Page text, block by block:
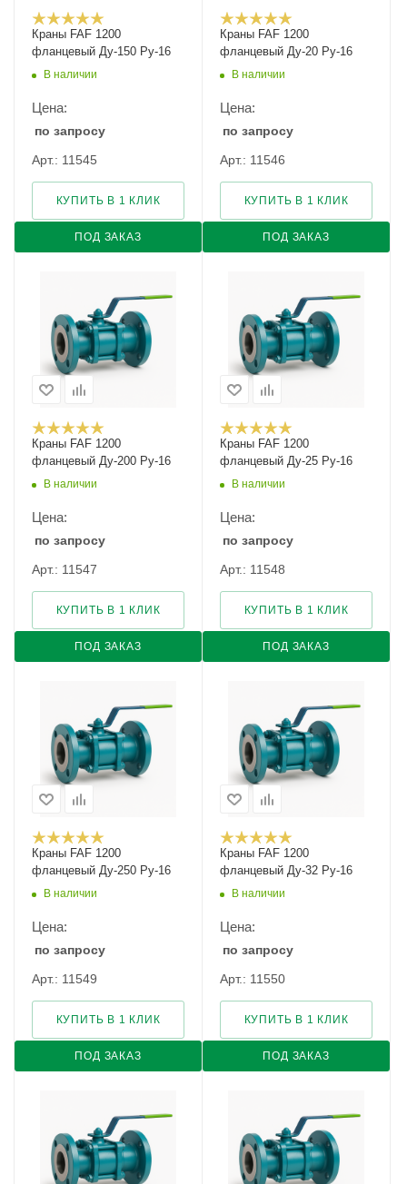
Краны FAF 1200
фланцевый Ду-150 Ру-16
В наличии
Цена:
по запросу
Арт.: 11545
ПОД ЗАКАЗ
КУПИТЬ В 1 КЛИК
Краны FAF 1200
фланцевый Ду-20 Ру-16
В наличии
Цена:
по запросу
Арт.: 11546
ПОД ЗАКАЗ
КУПИТЬ В 1 КЛИК
Краны FAF 1200
фланцевый Ду-200 Ру-16
В наличии
Цена:
по запросу
Арт.: 11547
ПОД ЗАКАЗ
КУПИТЬ В 1 КЛИК
Краны FAF 1200
фланцевый Ду-25 Ру-16
В наличии
Цена:
по запросу
Арт.: 11548
ПОД ЗАКАЗ
КУПИТЬ В 1 КЛИК
Краны FAF 1200
фланцевый Ду-250 Ру-16
В наличии
Цена:
по запросу
Арт.: 11549
ПОД ЗАКАЗ
КУПИТЬ В 1 КЛИК
Краны FAF 1200
фланцевый Ду-32 Ру-16
В наличии
Цена:
по запросу
Арт.: 11550
ПОД ЗАКАЗ
КУПИТЬ В 1 КЛИК